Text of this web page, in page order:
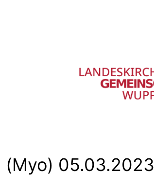
(Myo) 05.03.2023